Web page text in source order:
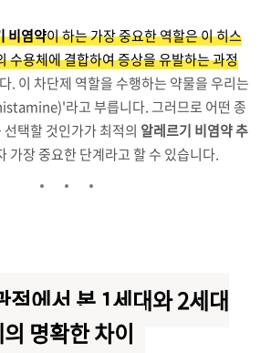
비염약이 하는 가장 중요한 역할은 이 히스
수용체에 결합하여 증상을 유발하는 과정
. 이 차단제 역할을 수행하는 약물을 우리는
라고 부릅니다. 그러므로 어떤 종
택할 것인가가 최적의 알레르기 비염약 추
가장 중요한 단계라고 할 수 있습니다.
점에서 본 1세대와 2세대
명확한 차이